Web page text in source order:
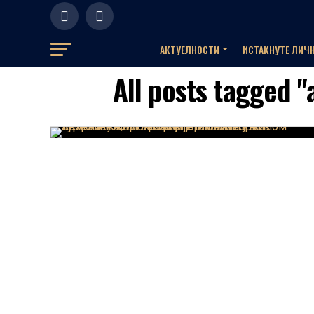
АКТУЕЛНOСТИ ИСТАКНУТЕ
All posts tagged